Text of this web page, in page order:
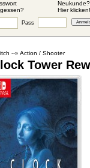
Neukunde?
Hier klicken!
Pass
--» Action / Shooter
Tower